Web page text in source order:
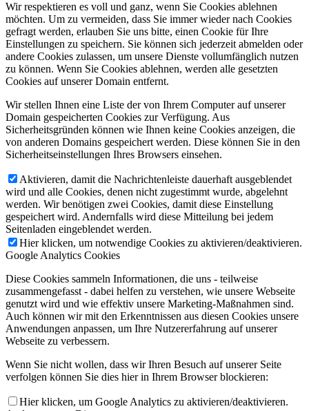
Wir respektieren es voll und ganz, wenn Sie Cookies ablehnen
möchten. Um zu vermeiden, dass Sie immer wieder nach Cookies
gefragt werden, erlauben Sie uns bitte, einen Cookie für Ihre
Einstellungen zu speichern. Sie können sich jederzeit abmelden oder
andere Cookies zulassen, um unsere Dienste vollumfänglich nutzen
zu können. Wenn Sie Cookies ablehnen, werden alle gesetzten
Cookies auf unserer Domain entfernt.
Wir stellen Ihnen eine Liste der von Ihrem Computer auf unserer
Domain gespeicherten Cookies zur Verfügung. Aus
Sicherheitsgründen können wie Ihnen keine Cookies anzeigen, die
von anderen Domains gespeichert werden. Diese können Sie in den
Sicherheitseinstellungen Ihres Browsers einsehen.
Aktivieren, damit die Nachrichtenleiste dauerhaft ausgeblendet
wird und alle Cookies, denen nicht zugestimmt wurde, abgelehnt
werden. Wir benötigen zwei Cookies, damit diese Einstellung
gespeichert wird. Andernfalls wird diese Mitteilung bei jedem
Seitenladen eingeblendet werden.
Hier klicken, um notwendige Cookies zu aktivieren/deaktivieren.
Google Analytics Cookies
Diese Cookies sammeln Informationen, die uns - teilweise
zusammengefasst - dabei helfen zu verstehen, wie unsere Webseite
genutzt wird und wie effektiv unsere Marketing-Maßnahmen sind.
Auch können wir mit den Erkenntnissen aus diesen Cookies unsere
Anwendungen anpassen, um Ihre Nutzererfahrung auf unserer
Webseite zu verbessern.
Wenn Sie nicht wollen, dass wir Ihren Besuch auf unserer Seite
verfolgen können Sie dies hier in Ihrem Browser blockieren:
Hier klicken, um Google Analytics zu aktivieren/deaktivieren.